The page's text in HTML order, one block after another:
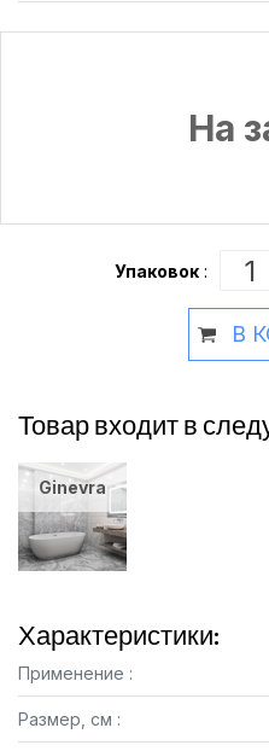
На
Упаковок :
В
Товар входит в
Ginevra
Характеристики:
Применение :
Размер, см :